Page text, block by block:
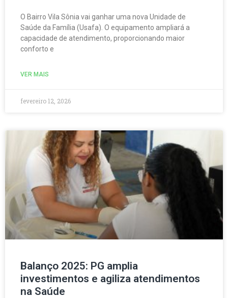
O Bairro Vila Sônia vai ganhar uma nova Unidade de
Saúde da Família (Usafa). O equipamento ampliará a
capacidade de atendimento, proporcionando maior
conforto e
VER MAIS
fevereiro 12, 2026
Balanço 2025: PG amplia
investimentos e agiliza atendimentos
na Saúde